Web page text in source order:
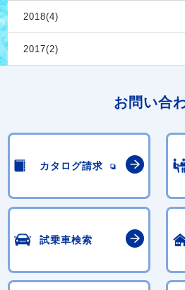
2018(4)
2017(2)
お問い合
カタログ請求
試乗車検索